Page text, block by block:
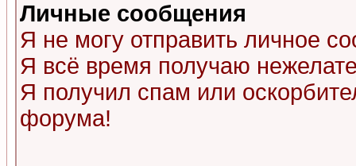
Личные сообщения
Я не могу отправить личное
Я всё время получаю
Я получил спам или
форума!